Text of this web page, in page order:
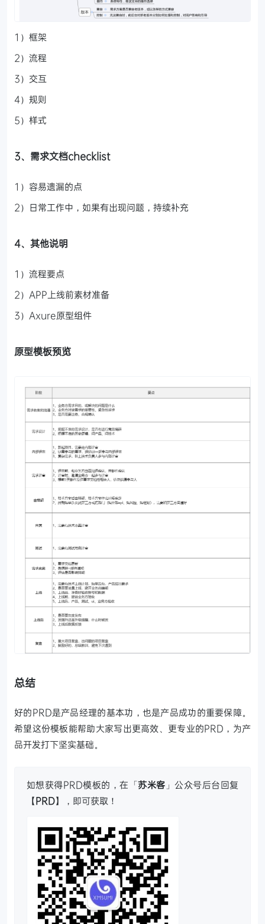
1）框架
2）流程
3）交互
4）规则
5）样式
3、 需求文档checklist
1）容易遗漏的点
2）日常工作中，如果有出现问题，持续补充
4、其他说明
1）流程要点
2）APP上线前素材准备
3）Axure原型组件
原型模板预览
总结
好的PRD是产品经理的基本功，也是产品成功的重要保障。
希望这份模板能帮助大家写出更高效、更专业的PRD，为产
品开发打下坚实基础。
如想获得PRD模板的，在「苏米客 」公众号后台回复
【PRD】，即可获取！